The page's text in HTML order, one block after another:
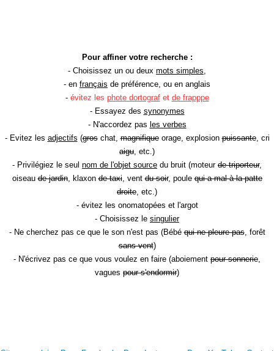
Pour affiner votre recherche :
- Choisissez un ou deux mots simples
- en français de préférence, ou en anglais
- évitez les phote dortografet de frapppe
- Essayez des synonymes
- N'accordez pas les verbes
- Evitez les adjectifs (groschat,magnifiqueorage, explosionpuissante, cri
aigu , etc.)
- Privilégiez le seul nom de l'objet source du bruit (moteur de triporteur,
oiseaude jardin, klaxonde taxi, ventdu soir, poulequi a mal à la patte
droite , etc.)
- évitez les onomatopées et l'argot
- Choisissez le singulier
- Ne cherchez pas ce que le son n'est pas (Bébéqui ne pleure pas, forêt
sans vent)
- N'écrivez pas ce que vous voulez en faire (aboiement pour sonnerie
vagues pour s'endormir)